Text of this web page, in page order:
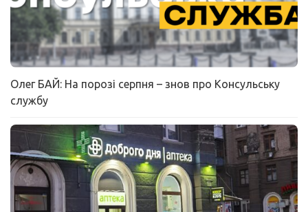
Олег БАЙ: На порозі серпня – знов про Консульську
службу